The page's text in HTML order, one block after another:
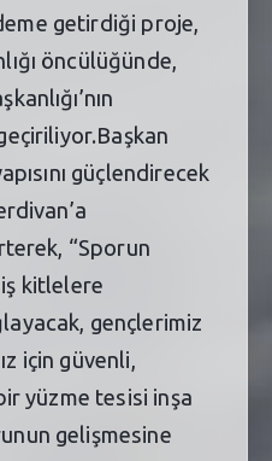
getirdiği proje,
öncülüğünde,
güçlendirecek
“Sporun
kitlelere
gençlerimiz
için güvenli,
yüzme tesisi inşa
gelişmesine